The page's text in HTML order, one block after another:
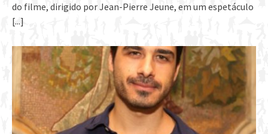
do filme, dirigido por Jean-Pierre Jeune, em um espetáculo
[...]